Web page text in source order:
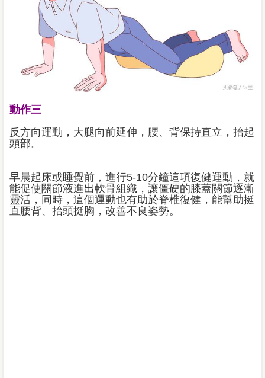
動作三
反方向運動，大腿向前延伸，腰、背保持直立，抬起
頭部。
早晨起床或睡覺前，進行5-10分鐘這項復健運動，就
能促使關節液進出軟骨組織，讓僵硬的膝蓋關節逐漸
靈活，同時，這個運動也有助於脊椎復健，能幫助挺
直腰背、抬頭挺胸，改善不良姿勢。